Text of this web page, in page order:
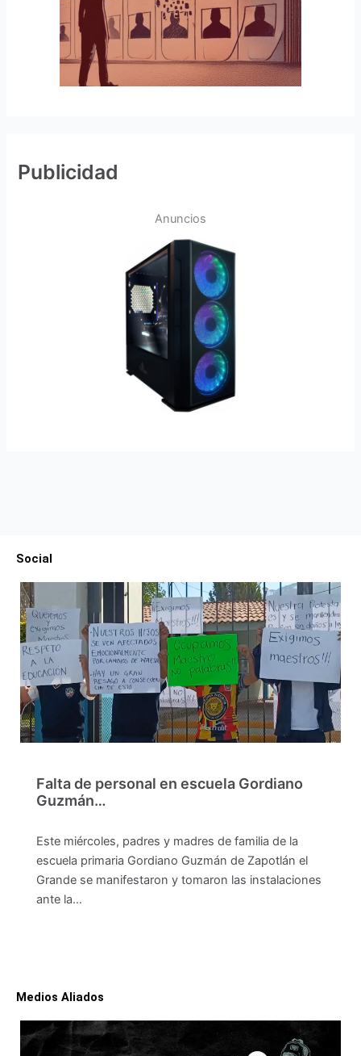
Publicidad
Anuncios
Social
Falta de personal en escuela Gordiano
Guzmán…
Este miércoles, padres y madres de familia de la
escuela primaria Gordiano Guzmán de Zapotlán el
Grande se manifestaron y tomaron las instalaciones
ante la…
Medios Aliados